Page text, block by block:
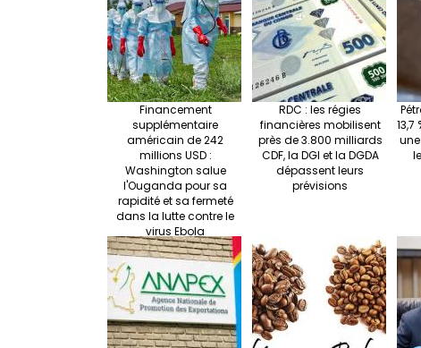
Financement
supplémentaire
américain de 242
millions USD :
Washington salue
l'Ouganda pour sa
rapidité et sa fermeté
dans la lutte contre le
virus Ebola
RDC : les régies
financières mobilisent
près de 3.800 milliards
CDF, la DGI et la DGDA
dépassent leurs
prévisions